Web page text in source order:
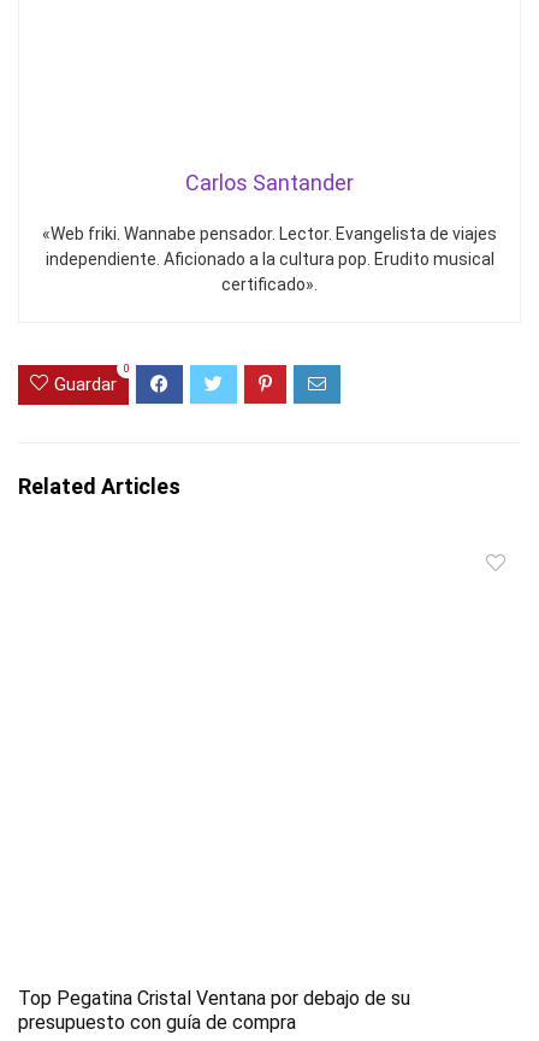
Carlos Santander
«Web friki. Wannabe pensador. Lector. Evangelista de viajes
independiente. Aficionado a la cultura pop. Erudito musical
certificado».
Guardar
0
Related Articles
Top Pegatina Cristal Ventana por debajo de su
presupuesto con guía de compra